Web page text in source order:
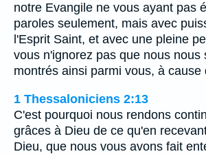
notre Evangile ne vous ayant pas
paroles seulement, mais avec
l'Esprit Saint, et avec une pleine
vous n'ignorez pas que nous nous
montrés ainsi parmi vous, à
1 Thessaloniciens 2:13
C'est pourquoi nous rendons
grâces à Dieu de ce qu'en
Dieu, que nous vous avons fait